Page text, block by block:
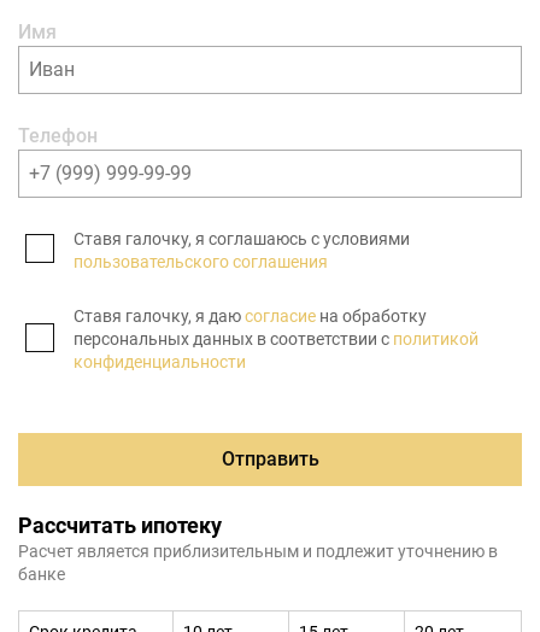
Имя
Телефон
Ставя галочку, я соглашаюсь с условиями
пользовательского соглашения
Ставя галочку, я даюсогласие на обработку
персональных данных в соответствии с политикой
конфиденциальности
Отправить
Рассчитать ипотеку
Расчет является приблизительным и подлежит уточнению в
банке